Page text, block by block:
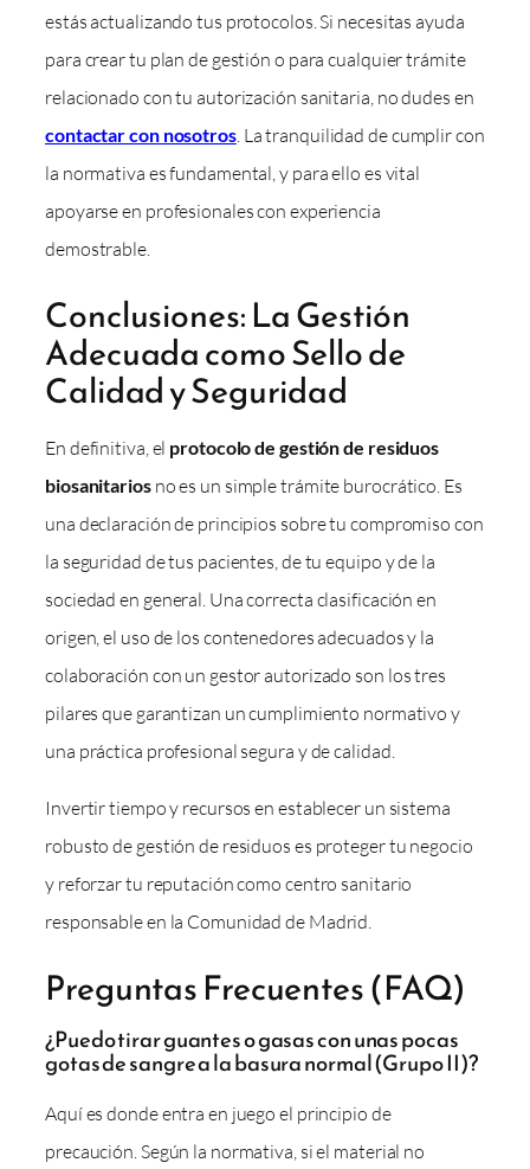
estás actualizando tus protocolos. Si necesitas ayuda
para crear tu plan de gestión o para cualquier trámite
relacionado con tu autorización sanitaria, no dudes en
contactar con nosotros. La tranquilidad de cumplir con
la normativa es fundamental, y para ello es vital
apoyarse en profesionales con experiencia
demostrable.
Conclusiones: La Gestión
Adecuada como Sello de
Calidad y Seguridad
En definitiva, el protocolo de gestión de residuos
biosanitariosno es un simple trámite burocrático. Es
una declaración de principios sobre tu compromiso con
la seguridad de tus pacientes, de tu equipo y de la
sociedad en general. Una correcta clasificación en
origen, el uso de los contenedores adecuados y la
colaboración con un gestor autorizado son los tres
pilares que garantizan un cumplimiento normativo y
una práctica profesional segura y de calidad.
Invertir tiempo y recursos en establecer un sistema
robusto de gestión de residuos es proteger tu negocio
y reforzar tu reputación como centro sanitario
responsable en la Comunidad de Madrid.
Preguntas Frecuentes (FAQ)
¿Puedo tirar guantes o gasas con unas pocas
gotas de sangre a la basura normal (Grupo II)?
Aquí es donde entra en juego el principio de
precaución. Según la normativa, si el material no